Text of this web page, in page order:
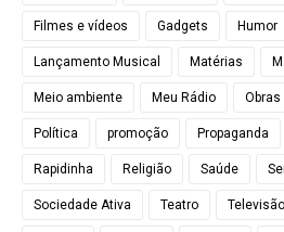
Filmes e vídeos Gadgets Humor
Lançamento Musical Matérias
Meio ambiente Meu Rádio Obras
Política promoção Propaganda
Rapidinha Religião Saúde
Sociedade Ativa Teatro Televisão